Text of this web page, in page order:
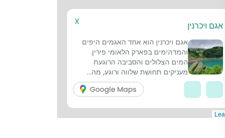
X אגם ויכרנין
אגם ויכרנין הוא אחד האגמים היפים
והמדהימים בפארק הלאומי פירין.
המים הצלולים והסביבה הרוגעת
מעניקים תחושת שלווה ורוגע, מה...